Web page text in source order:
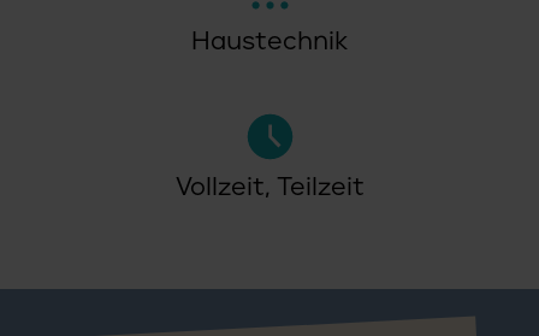
Haustechnik
Vollzeit, Teilzeit